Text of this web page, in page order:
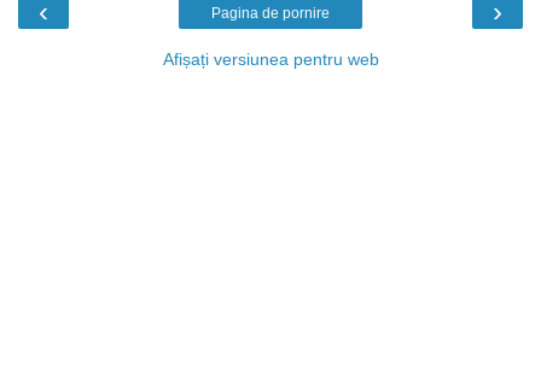
‹ ›
Pagina de pornire
Afișați versiunea pentru web